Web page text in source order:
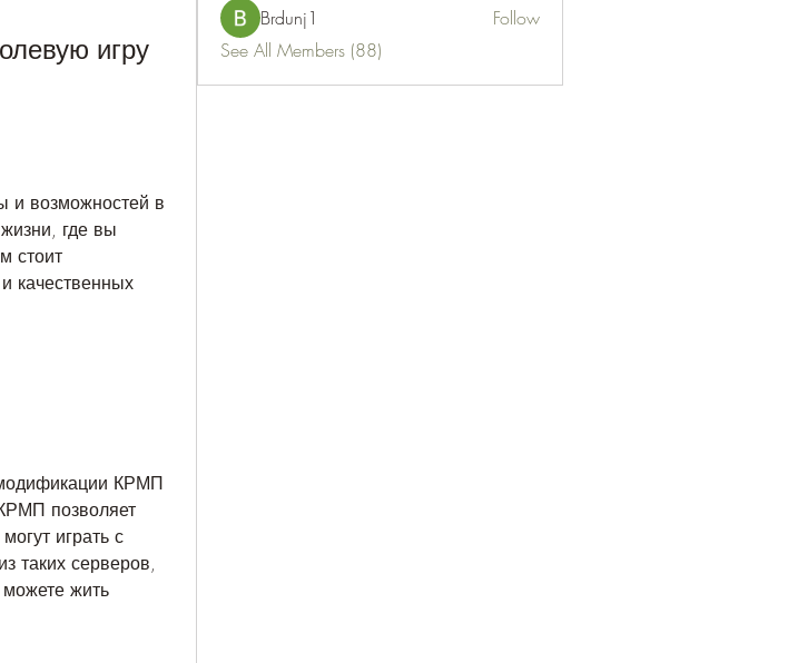
игру
и возможностей в
где вы
стоит
качественных
КРМП
позволяет
играть с
таких серверов,
жить
Brdunj1
Follow
See All Members (88)